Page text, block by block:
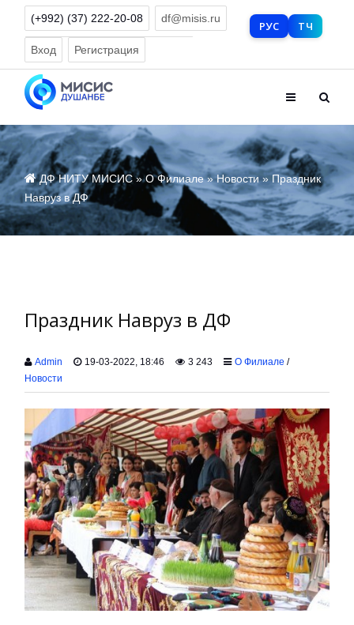
РУС ТЧ
(+992) (37) 222-20-08 df@misis.ru
Версия для слабовидящих
Вход Регистрация
ДФ НИТУ МИСИС»О Филиале»Новости» Праздник
Навруз в ДФ
Праздник Навруз в ДФ
Admin 19-03-2022, 18:46 3 243 О Филиале /
Новости